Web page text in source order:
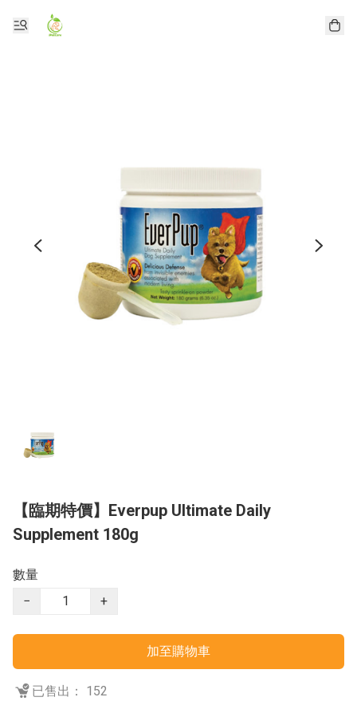
【臨期特價】Everpup Ultimate Daily
Supplement 180g
數量
−
+
加至購物車
已售出： 152